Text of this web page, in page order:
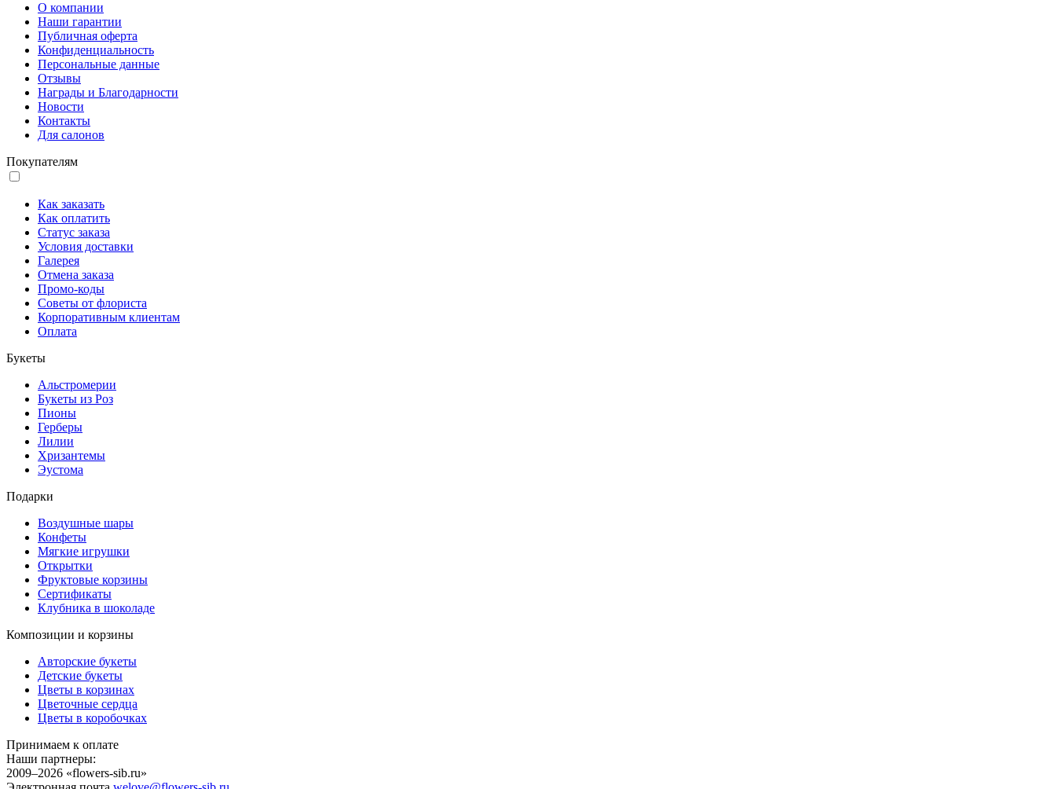
О компании
Наши гарантии
Публичная оферта
Конфиденциальность
Персональные данные
Отзывы
Награды и Благодарности
Новости
Контакты
Для салонов
Покупателям
Как заказать
Как оплатить
Статус заказа
Условия доставки
Галерея
Отмена заказа
Промо-коды
Советы от флориста
Корпоративным клиентам
Оплата
Букеты
Альстромерии
Букеты из Роз
Пионы
Герберы
Лилии
Хризантемы
Эустома
Подарки
Воздушные шары
Конфеты
Мягкие игрушки
Открытки
Фруктовые корзины
Сертификаты
Клубника в шоколаде
Композиции и корзины
Авторские букеты
Детские букеты
Цветы в корзинах
Цветочные сердца
Цветы в коробочках
Принимаем к оплате
Наши партнеры:
2009–2026 «flowers-sib.ru»